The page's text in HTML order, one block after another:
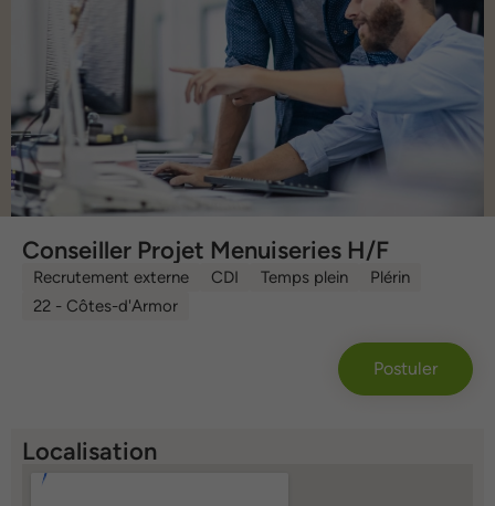
Conseiller Projet Menuiseries H/F
Recrutement externe CDI Temps plein
Plérin
22 - Côtes-d'Armor
Postuler
Localisation